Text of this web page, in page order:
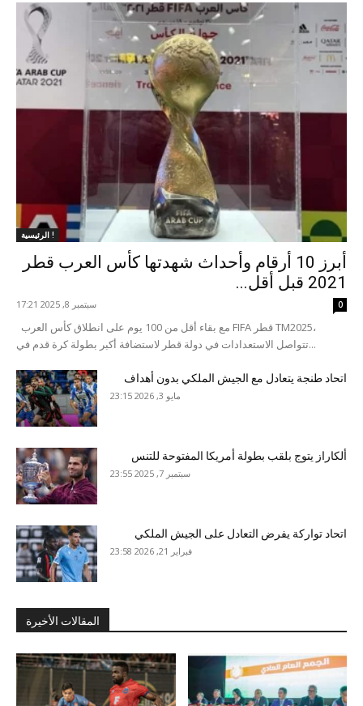
الرئيسية !
أبرز 10 أرقام وأحداث شهدتها كأس العرب قطر
2021 قبل أقل...
سبتمبر 8, 2025 17:21 0
تتواصل الاستعدادات في دولة قطر لاستضافة أكبر بطولة كرة قدم في...
اتحاد طنجة يتعادل مع الجيش الملكي بدون أهداف
مايو 3, 2026 23:15
ألكاراز يتوج بلقب بطولة أمريكا المفتوحة للتنس
سبتمبر 7, 2025 23:55
اتحاد تواركة يفرض التعادل على الجيش الملكي
فبراير 21, 2026 23:58
المقالات الأخيرة